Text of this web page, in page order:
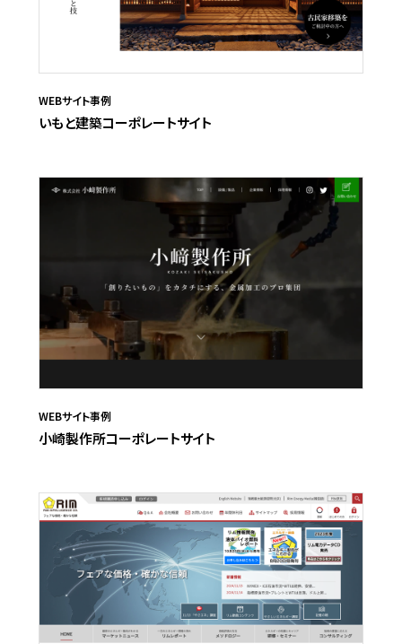
WEBサイト事例
いもと建築コーポレートサイト
WEBサイト事例
小崎製作所コーポレートサイト